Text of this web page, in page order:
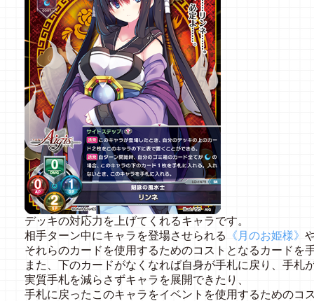
デッキの対応力を上げてくれるキャラです。
相手ターン中にキャラを登場させられる
《月のお姫様》
それらのカードを使用するためのコストとなるカードを
また、下のカードがなくなれば自身が手札に戻り、手札
実質手札を減らさずキャラを展開できたり、
手札に戻ったこのキャラをイベントを使用するためのコ